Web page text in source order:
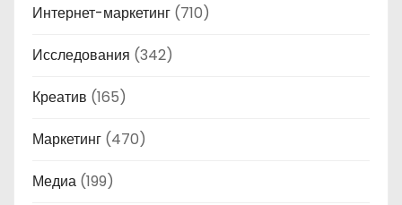
Интернет-маркетинг (710)
Исследования (342)
Креатив (165)
Маркетинг (470)
Медиа (199)